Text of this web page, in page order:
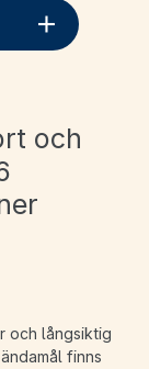
och
och långsiktig
finns